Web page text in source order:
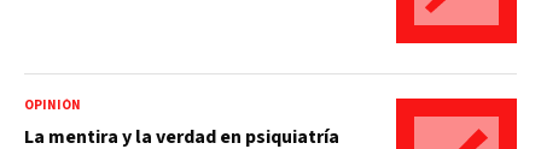
OPINIÓN
La mentira y la verdad en psiquiatría